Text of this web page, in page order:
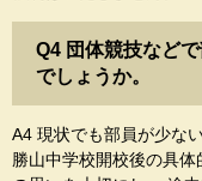
Q4 団体競技など
でしょうか。
A4 現状でも部員が少な
勝山中学校開校後の具